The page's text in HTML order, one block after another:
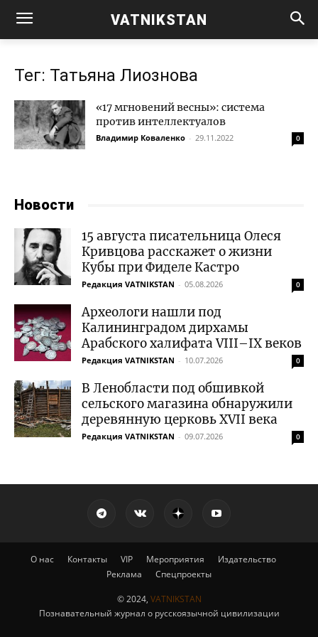
VATNIKSTAN
Тег: Татьяна Лиознова
«17 мгновений весны»: система
против интеллектуалов
Владимир Коваленко - 29.11.2022 0
Новости
15 августа писательница Олеся
Кривцова расскажет о жизни
Кубы при Фиделе Кастро
Редакция VATNIKSTAN - 05.08.2026 0
Археологи нашли под
Калининградом дирхамы
Арабского халифата VIII–IX веков
Редакция VATNIKSTAN - 10.07.2026 0
В Ленобласти под обшивкой
сельского магазина обнаружили
деревянную церковь XVII века
Редакция VATNIKSTAN - 09.07.2026 0
О нас Контакты VIP Мероприятия
Издательство
Реклама
Спецпроекты
© 2024, VATNIKSTAN
Познавательный журнал о русскоязычной цивилизации